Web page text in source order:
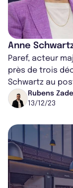
Anne
Paref, acteur
près de trois
Schwartz au
Cette décision
Rubens Zadel
13/12/23